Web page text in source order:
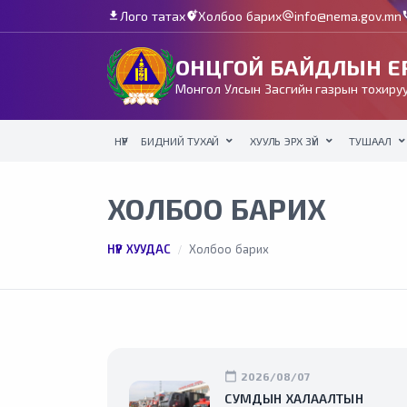
download Лого татахadd_location_altХолбоо барихalternate_emailinfo@nema.gov.mn
ОНЦГОЙ БАЙДЛЫН
Монгол Улсын Засгийн газрын
НҮҮР БИДНИЙ ТУХАЙ ХУУЛЬ ЭРХ ЗҮЙ ТУШААЛ
ХОЛБОО БАРИХ
НҮҮР ХУУДАС Холбоо барих
calendar_today 2026/08/07
СУМДЫН ХАЛААЛТЫН